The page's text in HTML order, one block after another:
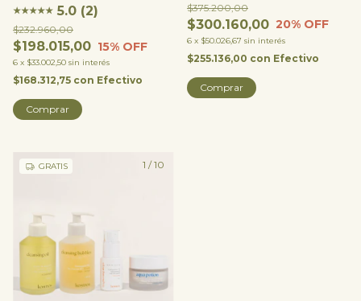
★★★★★ 5.0 (2)
$198.015,00
$232.960,00
15% OFF
6 x $33.002,50 sin interés
$168.312,75 con Efectivo
Comprar
$300.160,00
$375.200,00
20% OFF
6 x $50.026,67 sin interés
$255.136,00 con Efectivo
Comprar
1 /10
GRATIS